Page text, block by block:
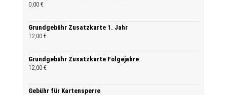
0,00 €
Grundgebühr Zusatzkarte 1. Jahr
12,00 €
Grundgebühr Zusatzkarte Folgejahre
12,00 €
Gebühr für Kartensperre